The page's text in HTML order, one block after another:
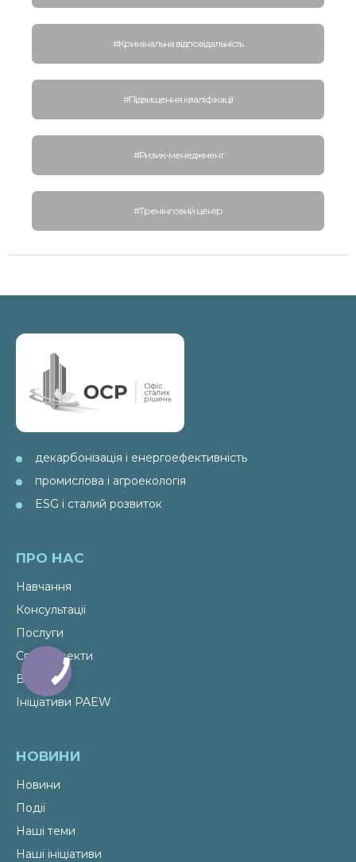
#Кримінальна відповідальність
#Підвищення кваліфікації
#Ризик-менеджмент
#Тренінговий центр
декарбонізація і енергоефективність
промислова і агроекологія
ESG і сталий розвиток
ПРО НАС
Навчання
Консультації
Послуги
Спецпроекти
Видання
Ініціативи PAEW
НОВИНИ
Новини
Події
Наші теми
Наші ініціативи